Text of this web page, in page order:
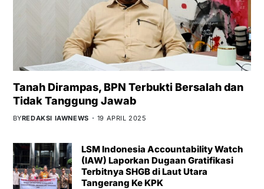
Tanah Dirampas, BPN Terbukti Bersalah dan
Tidak Tanggung Jawab
BYREDAKSI IAWNEWS 19 APRIL 2025
LSM Indonesia Accountability Watch
(IAW) Laporkan Dugaan Gratifikasi
Terbitnya SHGB di Laut Utara
Tangerang Ke KPK